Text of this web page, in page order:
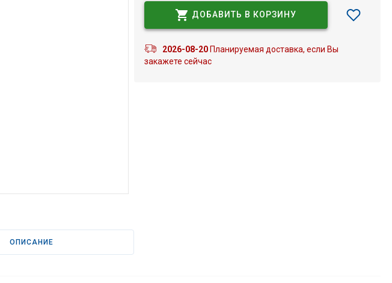
ОПИСАНИЕ
ДОБАВИТЬ В КОРЗИНУ
2026-08-20Планируемая доставка, если Вы
закажете сейчас